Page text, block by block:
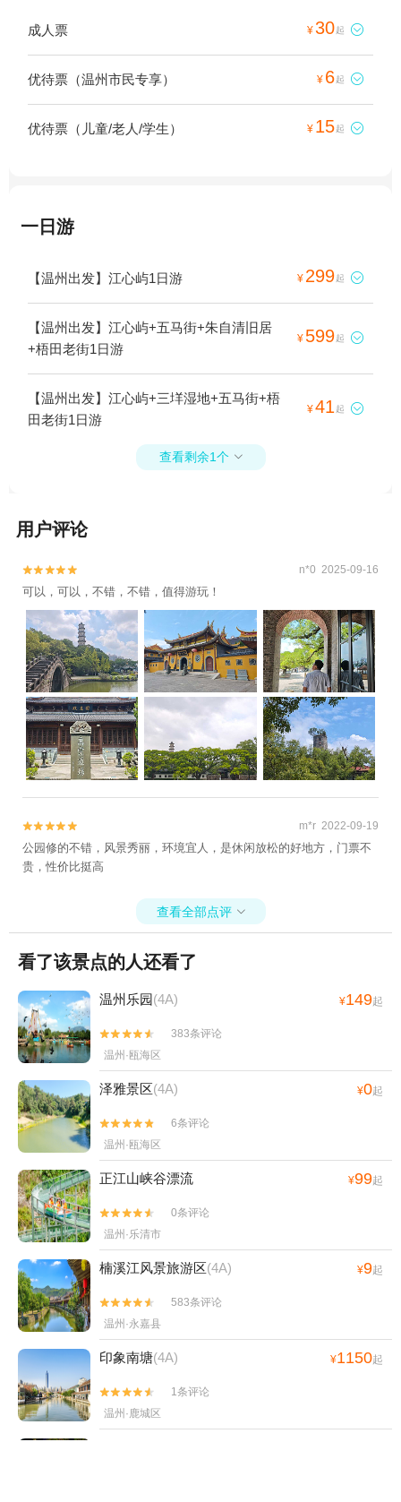
成人票 ¥30起 
优待票（温州市民专享） ¥ 6起 
优待票（儿童/老人/学生） ¥ 15起 
一日游
【温州出发】江心屿1日游 ¥ 299起 
【温州出发】江心屿+五马街+朱自清旧居
+梧田老街1日游
¥ 599起 
【温州出发】江心屿+三垟湿地+五马街+梧
田老街1日游
¥41 起 
查看剩余1个 
用户评论

 n*0 2025-09-16
可以，可以，不错，不错，值得游玩！

 m*r 2022-09-19
公园修的不错，风景秀丽，环境宜人，是休闲放松的好地方，门票不
贵，性价比挺高
查看全部点评 
看了该景点的人还看了
温州乐园(4A) ¥149起


383条评论
温州·瓯海区
泽雅景区(4A) ¥0起


6条评论
温州·瓯海区
正江山峡谷漂流 ¥99起


0条评论
温州·乐清市
楠溪江风景旅游区(4A) ¥9起


583条评论
温州·永嘉县
印象南塘(4A) ¥1150起


1条评论
温州·鹿城区